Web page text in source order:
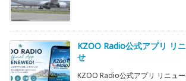
KZOO Radio公式アプリ リ
せ
KZOO Radio公式アプリ リニュ